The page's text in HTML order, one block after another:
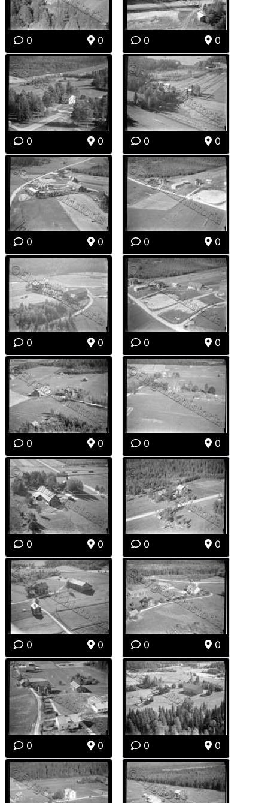
0 0 0 0
0 0 0 0
0 0 0 0
0 0 0 0
0 0 0 0
0 0 0 0
0 0 0 0
0 0 0 0